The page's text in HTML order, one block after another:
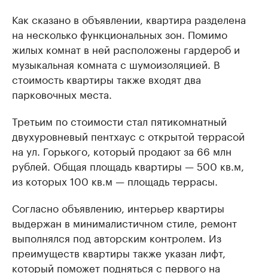
Как сказано в объявлении, квартира разделена
на несколько функциональных зон. Помимо
жилых комнат в ней расположены гардероб и
музыкальная комната с шумоизоляцией. В
стоимость квартиры также входят два
парковочных места.
Третьим по стоимости стал пятикомнатный
двухуровневый пентхаус с открытой террасой
на ул. Горького, который продают за 66 млн
рублей. Общая площадь квартиры — 500 кв.м,
из которых 100 кв.м — площадь террасы.
Согласно объявлению, интерьер квартиры
выдержан в минималистичном стиле, ремонт
выполнялся под авторским контролем. Из
преимуществ квартиры также указан лифт,
который поможет подняться с первого на